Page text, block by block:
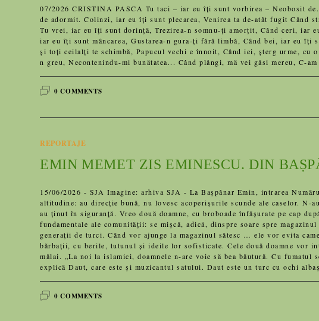
07/2026 CRISTINA PASCA Tu taci – iar eu îți sunt vorbirea – Neobosit
de adormit. Colinzi, iar eu îți sunt plecarea, Venirea ta de-atât fugit Când
Tu vrei, iar eu îți sunt dorință, Trezirea-n somnu-ți amorțit, Când ceri, iar
iar eu îți sunt mâncarea, Gustarea-n gura-ți fără limbă, Când bei, iar eu
și toți ceilalți te schimbă, Papucul vechi e înnoit, Când iei, șterg urme, cu o
n greu, Necontenindu-mi bunătatea... Când plângi, mă vei găsi mereu, C-
0 COMMENTS
REPORTAJE
EMIN MEMET ZIS EMINESCU. DIN
15/06/2026 - SJA Imagine: arhiva SJA - La Bașpânar Emin, intrarea
altitudine: au direcţie bună, nu lovesc acoperişurile scunde ale caselor.
au ţinut în siguranţă. Vreo două doamne, cu broboade înfăşurate pe cap
fundamentale ale comunităţii: se mişcă, adică, dinspre soare spre
generaţii de turci. Când vor ajunge la magazinul sătesc … ele vor evita
bărbaţii, cu berile, tutunul şi ideile lor sofisticate. Cele două doamne vor
mălai. „La noi la islamici, doamnele n-are voie să bea băutură. Cu fumatul
explică Daut, care este şi muzicantul satului. Daut este un turc cu ochi
0 COMMENTS